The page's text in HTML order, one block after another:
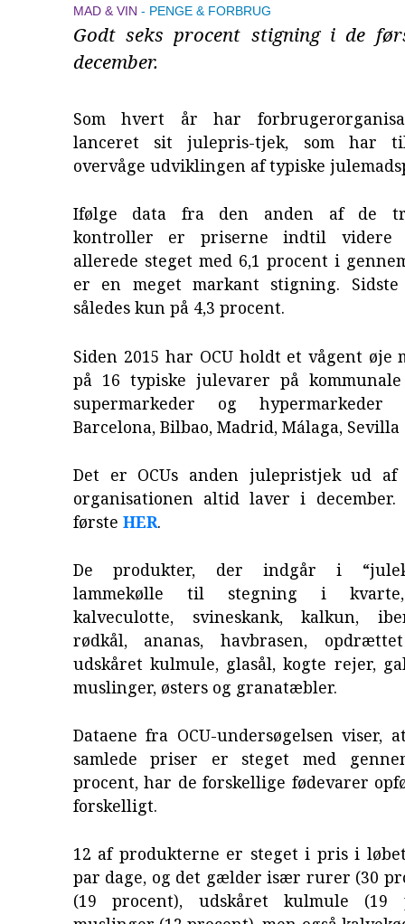
MAD & VIN PENGE & FORBRUG
Godt seks procent stigning i de
december.
Som hvert år har
lanceret sit julepris-tjek, som har
overvåge udviklingen af typiske
Ifølge data fra den anden af de
kontroller er priserne indtil videre
allerede steget med 6,1 procent i
er en meget markant stigning.
således kun på 4,3 procent.
Siden 2015 har OCU holdt et vågent øje
på 16 typiske julevarer på
supermarkeder og
Barcelona, Bilbao, Madrid, Málaga, Sevilla
Det er OCUs anden julepristjek ud
organisationen altid laver i
første HER.
De produkter, der indgår i
lammekølle til stegning i kvarte,
kalveculotte, svineskank, kalkun,
rødkål, ananas, havbrasen,
udskåret kulmule, glasål, kogte rejer,
muslinger, østers og granatæbler.
Dataene fra OCU-undersøgelsen viser,
samlede priser er steget med
procent, har de forskellige fødevarer
forskelligt.
12 af produkterne er steget i pris i
par dage, og det gælder især rurer (30
(19 procent), udskåret kulmule (19